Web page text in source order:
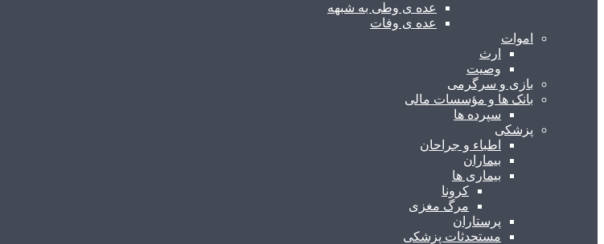
عده ی وطی به شبهه
عده ی وفات
اموات
ارث
وصیت
بازی و سرگرمی
بانک ها و مؤسسات مالی
سپرده ها
پزشکی
اطباء و جراحان
بیماران
بیماری ها
کرونا
مرگ مغزی
پرستاران
مستحدثات پزشکی